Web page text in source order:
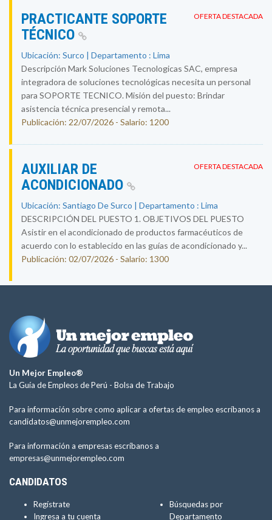
OFERTA DESTACADA
PRACTICANTE SOPORTE
TÉCNICO
Ubicación: Surco | Departamento : Lima
Descripción Mark Soluciones Tecnologicas SAC, empresa
integradora de soluciones tecnológicas necesita un personal
para SOPORTE TECNICO. Misión del puesto: Brindar
asistencia técnica presencial y remota...
Publicación: 22/07/2026 - Salario: 1200
OFERTA DESTACADA
AUXILIAR DE
ACONDICIONADO
Ubicación: Santiago De Surco | Departamento : Lima
DESCRIPCIÓN DEL PUESTO 1. OBJETIVOS DEL PUESTO
Asistir en el acondicionado de productos farmacéuticos de
acuerdo con lo establecido en las guías de acondicionado y...
Publicación: 02/07/2026 - Salario: 1300
Un Mejor Empleo®
La Guía de Empleos de Perú - Bolsa de Trabajo
Para información sobre como aplicar a ofertas de empleo escríbanos a
candidatos@unmejorempleo.com
Para información a empresas escríbanos a
empresas@unmejorempleo.com
CANDIDATOS
Regístrate
Ingresa a tu cuenta
Búsquedas por
Departamento